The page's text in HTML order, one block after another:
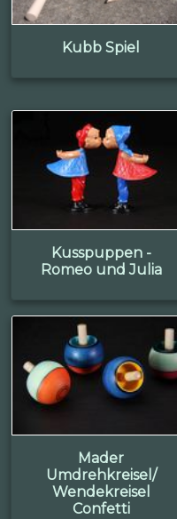
Kubb Spiel
Kusspuppen -
Romeo und Julia
Mader
Umdrehkreisel/
Wendekreisel
Confetti